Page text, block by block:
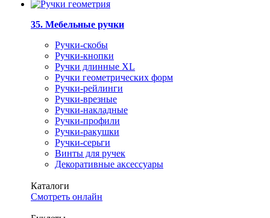
35. Мебельные ручки
Ручки-скобы
Ручки-кнопки
Ручки длинные XL
Ручки геометрических форм
Ручки-рейлинги
Ручки-врезные
Ручки-накладные
Ручки-профили
Ручки-ракушки
Ручки-серьги
Винты для ручек
Декоративные аксессуары
Каталоги
Смотреть онлайн